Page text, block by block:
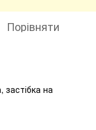
Порівняти
застібка на